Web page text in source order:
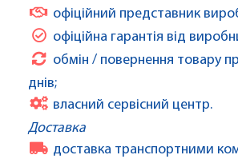
офіційний представник
офіційна гарантія від
обмін / повернення товару
днів;
власний сервісний центр.
Доставка
доставка транспортними